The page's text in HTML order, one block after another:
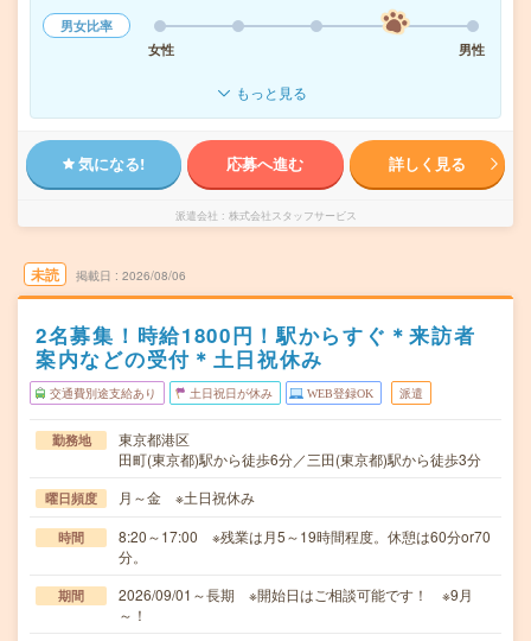
男女比率
女性
男性
もっと見る
気になる! 応募へ進む 詳しく見る
派遣会社 株式会社スタッフサービス
未読 掲載日 2026/08/06
2名募集！時給1800円！駅からすぐ＊来訪者
案内などの受付＊土日祝休み
交通費別途支給あり 土日祝日が休み WEB登録OK 派遣
勤務地
東京都港区
田町(東京都)駅から徒歩6分／三田(東京都)駅から徒歩3分
曜日頻度 月～金 ※土日祝休み
時間
8:20～17:00 ※残業は月5～19時間程度。休憩は60分or70
分。
期間
2026/09/01～長期 ※開始日はご相談可能です！ ※9月
～！